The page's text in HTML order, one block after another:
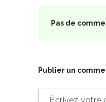
Pas de
Publier un